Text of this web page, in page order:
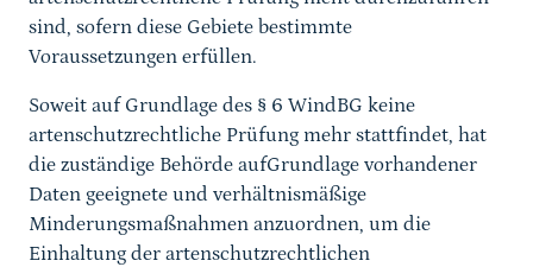
sind, sofern diese Gebiete bestimmte
Voraussetzungen erfüllen.
Soweit auf Grundlage des § 6 WindBG keine
artenschutzrechtliche Prüfung mehr stattfindet, hat
die zuständige Behörde aufGrundlage vorhandener
Daten geeignete und verhältnismäßige
Minderungsmaßnahmen anzuordnen, um die
Einhaltung der artenschutzrechtlichen